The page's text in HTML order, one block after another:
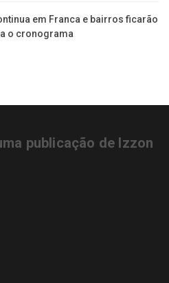
em Franca e bairros ficarão
o cronograma
publicação de Izzon